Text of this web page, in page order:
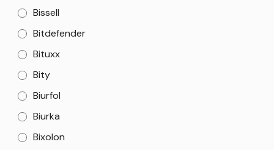
Bissell
Bitdefender
Bituxx
Bity
Biurfol
Biurka
Bixolon